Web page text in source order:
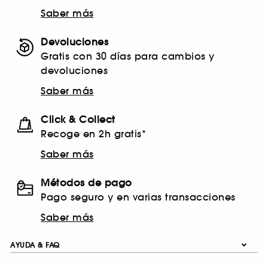
Saber más
Devoluciones
Gratis con 30 días para cambios y
devoluciones
Saber más
Click & Collect
Recoge en 2h gratis*
Saber más
Métodos de pago
Pago seguro y en varias transacciones
Saber más
AYUDA & FAQ